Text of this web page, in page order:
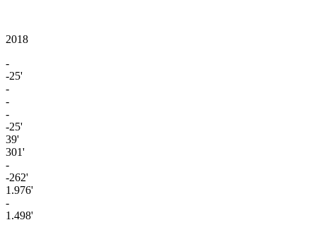
2018
-
-25'
-
-
-
-25'
39'
301'
-
-262'
1.976'
-
1.498'